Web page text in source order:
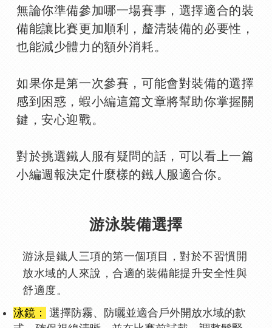
無論你準備參加哪一場賽事，選擇適合的裝
備能讓比賽更加順利，釐清裝備的必要性，
也能減少體力的額外消耗。
如果你是第一次參賽，可能會對裝備的選擇
感到困惑，蝦小編這篇文章將幫助你掌握關
鍵，安心迎戰。
對於挑選鐵人服有疑問的話，可以看上一篇
小編週報決定什麼樣的鐵人服適合你。
游泳裝備選擇
游泳是鐵人三項的第一個項目，對於不習慣開
放水域的人來說，合適的裝備能提升安全性與
舒適度。
泳鏡：
選擇防霧、防曬並適合戶外開放水域的款